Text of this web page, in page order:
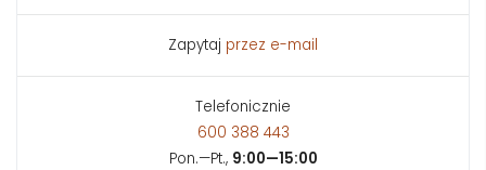
Zapytaj przez e-mail
Telefonicznie
600 388 443
Pon.—Pt., 9:00—15:00